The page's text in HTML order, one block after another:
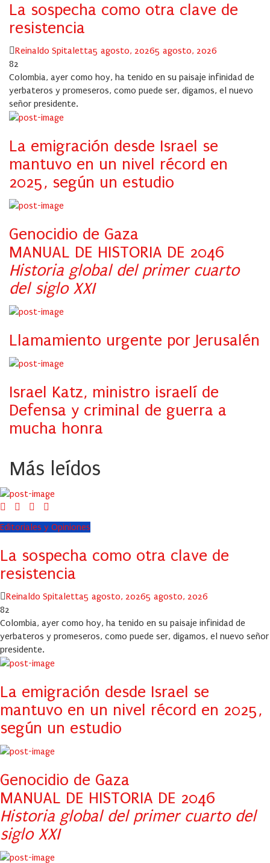
La sospecha como otra clave de
resistencia
Author
Reinaldo SpitalettaPosted
5 agosto, 20265 agosto, 2026
82
Colombia, ayer como hoy, ha tenido en su paisaje infinidad de
yerbateros y promeseros, como puede ser, digamos, el nuevo
señor presidente.
La emigración desde Israel se
mantuvo en un nivel récord en
2025, según un estudio
Genocidio de Gaza
MANUAL DE HISTORIA DE 2046
Historia global del primer cuarto
del siglo XXI
Llamamiento urgente por Jerusalén
Israel Katz, ministro israelí de
Defensa y criminal de guerra a
mucha honra
Más leídos
Editoriales y Opiniones
La sospecha como otra clave de
resistencia
Author
Reinaldo SpitalettaPosted
5 agosto, 20265 agosto, 2026
82
Colombia, ayer como hoy, ha tenido en su paisaje infinidad de
yerbateros y promeseros, como puede ser, digamos, el nuevo señor
presidente.
La emigración desde Israel se
mantuvo en un nivel récord en 2025,
según un estudio
Genocidio de Gaza
MANUAL DE HISTORIA DE 2046
Historia global del primer cuarto del
siglo XXI